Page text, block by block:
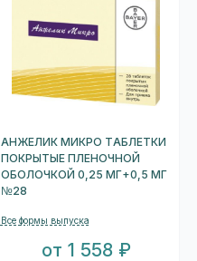
АНЖЕЛИК МИКРО ТАБЛЕТКИ
ПОКРЫТЫЕ ПЛЕНОЧНОЙ
ОБОЛОЧКОЙ 0,25 МГ+0,5 МГ
№28
Все формы выпуска
от 1 558 ₽